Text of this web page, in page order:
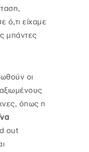
ό,τι είχαμε
μπάντες
οι
όπως η
out